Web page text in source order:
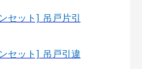
セット] 吊戸片引
セット] 吊戸引違